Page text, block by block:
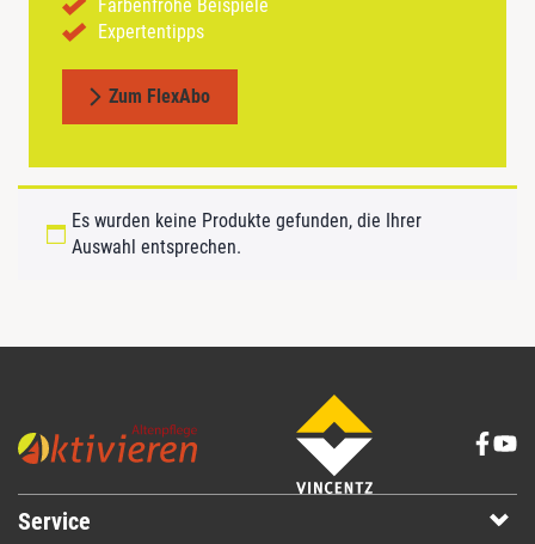
Farbenfrohe Beispiele
Expertentipps
Zum FlexAbo
Es wurden keine Produkte gefunden, die Ihrer
Auswahl entsprechen.
Service